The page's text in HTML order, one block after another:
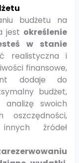
budżetu na
jest określenie
w stanie
realistyczna i
finansowe,
dodaje do
budżet,
analizę swoich
źródeł